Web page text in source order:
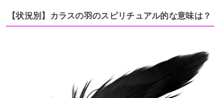
【状況別】カラスの羽のスピリチュアル的な意味は？